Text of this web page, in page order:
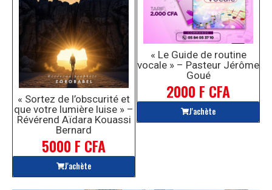
« Sortez de l’obscurité et
que votre lumière luise » –
Révérend Aïdara Kouassi
Bernard
5000 F CFA
J'achète
« Le Guide de routine
vocale » – Pasteur Jérôme
Goué
2000 F CFA
J'achète